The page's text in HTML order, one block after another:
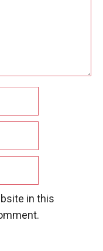
in this